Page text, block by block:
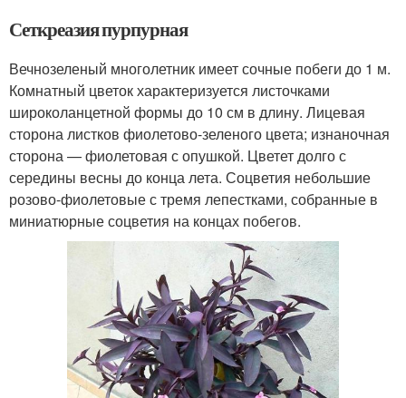
Сеткреазия пурпурная
Вечнозеленый многолетник имеет сочные побеги до 1 м.
Комнатный цветок характеризуется листочками
широколанцетной формы до 10 см в длину. Лицевая
сторона листков фиолетово-зеленого цвета; изнаночная
сторона — фиолетовая с опушкой. Цветет долго с
середины весны до конца лета. Соцветия небольшие
розово-фиолетовые с тремя лепестками, собранные в
миниатюрные соцветия на концах побегов.